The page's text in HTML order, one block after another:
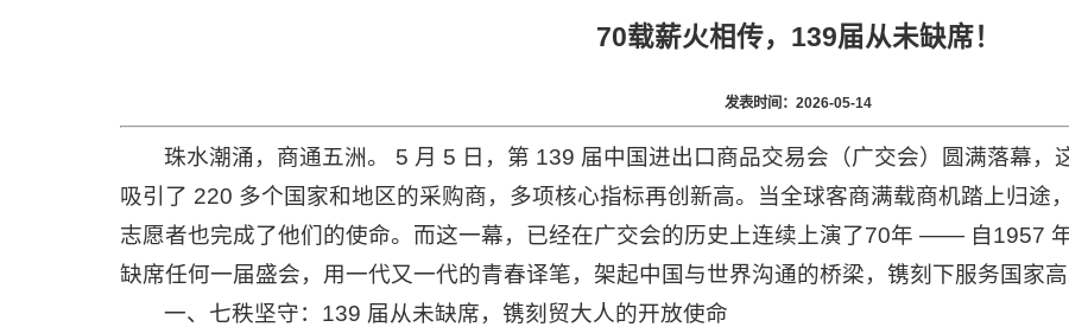
70载薪火相传，139届从未缺席！
发表时间：2026-05-14
珠水潮涌，商通五洲。 5 月 5 日，第 139 届中国进出口商品交易会（广交会）圆满落幕，
吸引了 220 多个国家和地区的采购商，多项核心指标再创新高。当全球客商满载商机踏上归途
志愿者也完成了他们的使命。而这一幕，已经在广交会的历史上连续上演了70年 —— 自1957
缺席任何一届盛会，用一代又一代的青春译笔，架起中国与世界沟通的桥梁，镌刻下服务国家高
一、七秩坚守：139 届从未缺席，镌刻贸大人的开放使命